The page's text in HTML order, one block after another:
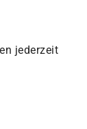
jederzeit